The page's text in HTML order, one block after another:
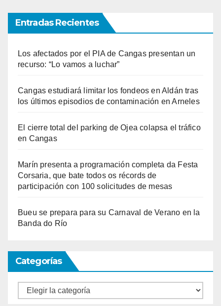
Entradas Recientes
Los afectados por el PIA de Cangas presentan un
recurso: “Lo vamos a luchar”
Cangas estudiará limitar los fondeos en Aldán tras
los últimos episodios de contaminación en Arneles
El cierre total del parking de Ojea colapsa el tráfico
en Cangas
Marín presenta a programación completa da Festa
Corsaria, que bate todos os récords de
participación con 100 solicitudes de mesas
Bueu se prepara para su Carnaval de Verano en la
Banda do Río
Categorías
Categorías